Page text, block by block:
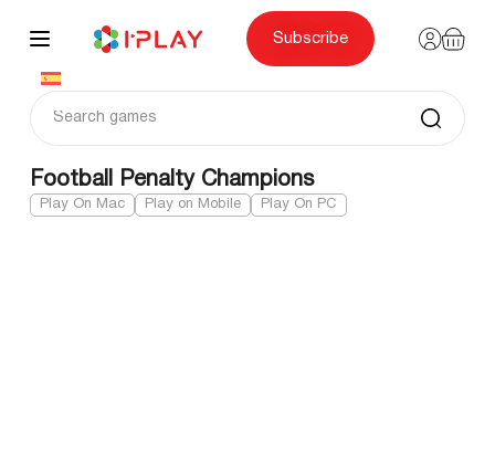
content
Subscribe
Football Penalty Champions
Play On Mac Play on Mobile Play On PC